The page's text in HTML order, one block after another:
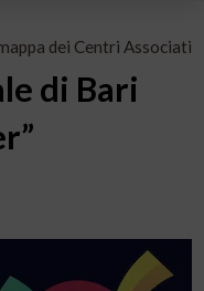
dei Centri Associati
di Bari